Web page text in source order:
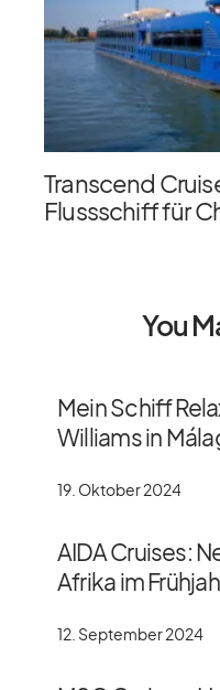
Transcend
Flussschiff für
You
Mein Schiff
Williams in
19. Oktober 2024
AIDA Cruises:
Afrika im
12. September 2024